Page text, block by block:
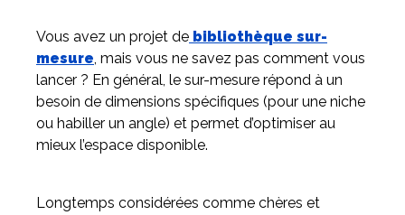
Personnalisez nos modèles pour créer le meuble qui vous
ressemble.
Vous avez un projet de bibliothèque sur-
mesure, mais vous ne savez pas comment vous
lancer ? En général, le sur-mesure répond à un
besoin de dimensions spécifiques (pour une niche
ou habiller un angle) et permet d’optimiser au
mieux l’espace disponible.
Longtemps considérées comme chères et